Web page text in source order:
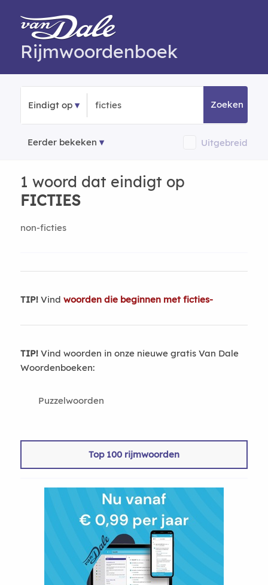
Rijmwoordenboek
Eindigt op Zoeken
Eerder bekeken Uitgebreid
1 woord dat eindigt op
FICTIES
non-ficties
TIP!Vind woorden die beginnen met ficties-
TIP!Vind woorden in onze nieuwe gratis Van Dale
Woordenboeken:
Puzzelwoorden
Top 100 rijmwoorden